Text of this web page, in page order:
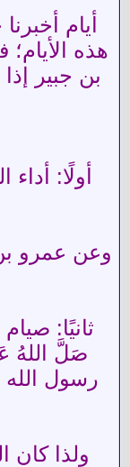
أيام
هذه
بن جبير
أولًا:
وعن عمرو
ثانيًا:
صَلَّ اللهُ
رسول الله
ولذا كان